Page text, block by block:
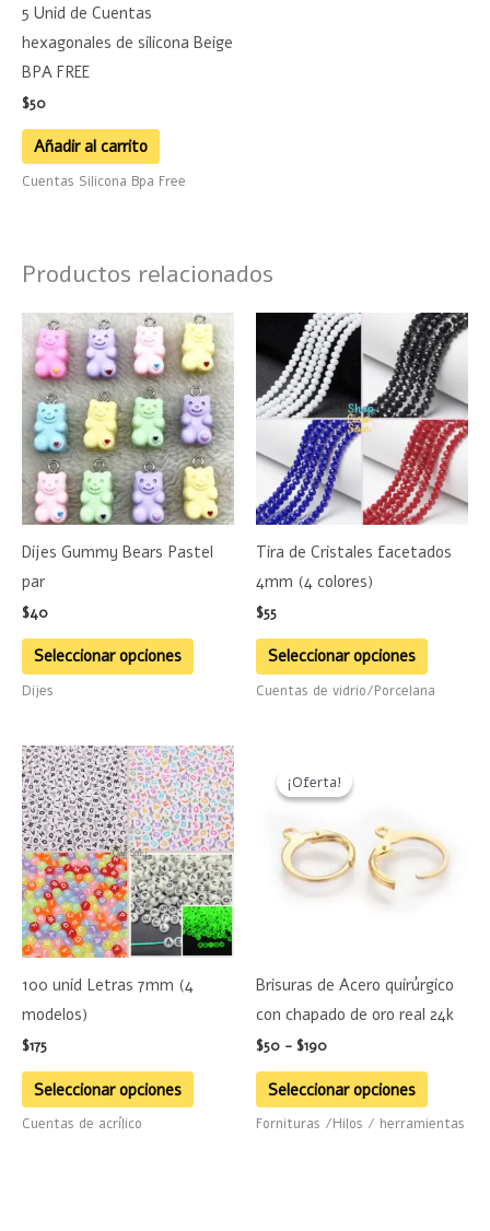
5 Unid de Cuentas
hexagonales de silicona Beige
BPA FREE
$50
Añadir al carrito
Cuentas Silicona Bpa Free
Productos relacionados
Dijes Gummy Bears Pastel
par
$40
Seleccionar opciones
Este
producto
tiene
múltiples
variantes.
Las
opciones
pueden
página
Dijes
Tira de Cristales facetados
4mm (4 colores)
$55
Seleccionar opciones
Este
producto
tiene
Las
opciones
pueden
página
Cuentas de vidrio/Porcelana
100 unid Letras 7mm (4
modelos)
$175
Seleccionar opciones
Este
producto
tiene
múltiples
variantes.
Las
opciones
pueden
página
Cuentas de acrílico
¡Oferta!
¡Oferta!
Brisuras de Acero quirúrgico
con chapado de oro real 24k
$50 - $190
precios:
$50
hasta
$190
Seleccionar opciones
pueden
elegir
página
Fornituras /Hilos / herramientas